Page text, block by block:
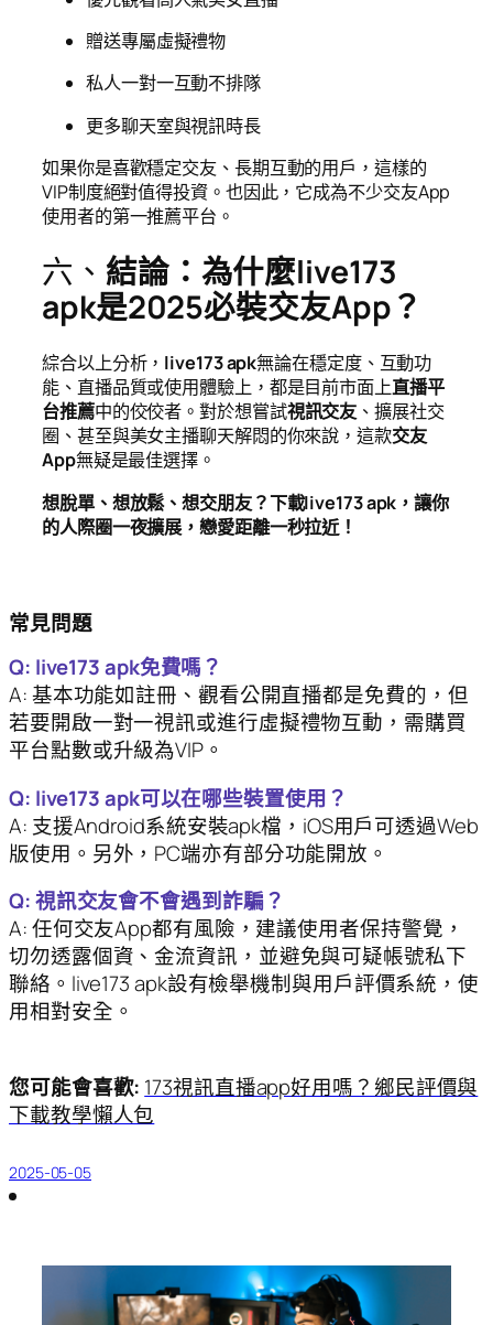
贈送專屬虛擬禮物
私人一對一互動不排隊
更多聊天室與視訊時長
如果你是喜歡穩定交友、長期互動的用戶，這樣的
VIP制度絕對值得投資。也因此，它成為不少交友App
使用者的第一推薦平台。
六、 結論：為什麼live173
apk是2025必裝交友App？
綜合以上分析， live173 apk無論在穩定度、互動功
能、直播品質或使用體驗上，都是目前市面上直播平
台推薦中的佼佼者。對於想嘗試視訊交友 、擴展社交
圈、甚至與美女主播聊天解悶的你來說，這款交友
App無疑是最佳選擇。
想脫單、想放鬆、想交朋友？下載live173 apk，讓你
的人際圈一夜擴展，戀愛距離一秒拉近！
常見問題
Q: live173 apk免費嗎？
A: 基本功能如註冊、觀看公開直播都是免費的，但
若要開啟一對一視訊或進行虛擬禮物互動，需購買
平台點數或升級為VIP。
Q: live173 apk可以在哪些裝置使用？
A: 支援Android系統安裝apk檔，iOS用戶可透過Web
版使用。另外，PC端亦有部分功能開放。
Q: 視訊交友會不會遇到詐騙？
A: 任何交友App都有風險，建議使用者保持警覺，
切勿透露個資、金流資訊，並避免與可疑帳號私下
聯絡。live173 apk設有檢舉機制與用戶評價系統，使
用相對安全。
您可能會喜歡: 173視訊直播app好用嗎？鄉民評價與
下載教學懶人包
2025-05-05